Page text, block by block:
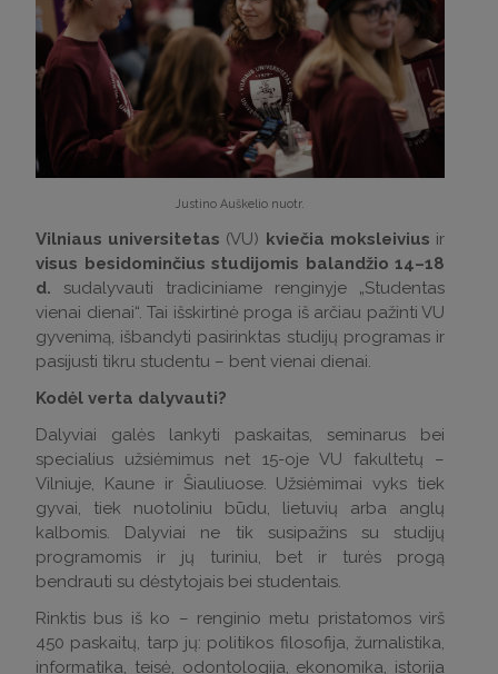
Justino Auškelio nuotr.
Vilniaus universitetas (VU) kviečia moksleivius ir
visus besidominčius studijomis balandžio 14–18
d. sudalyvauti tradiciniame renginyje „Studentas
vienai dienai“. Tai išskirtinė proga iš arčiau pažinti VU
gyvenimą, išbandyti pasirinktas studijų programas ir
pasijusti tikru studentu – bent vienai dienai.
Kodėl verta dalyvauti?
Dalyviai galės lankyti paskaitas, seminarus bei
specialius užsiėmimus net 15-oje VU fakultetų –
Vilniuje, Kaune ir Šiauliuose. Užsiėmimai vyks tiek
gyvai, tiek nuotoliniu būdu, lietuvių arba anglų
kalbomis. Dalyviai ne tik susipažins su studijų
programomis ir jų turiniu, bet ir turės progą
bendrauti su dėstytojais bei studentais.
Rinktis bus iš ko – renginio metu pristatomos virš
450 paskaitų, tarp jų: politikos filosofija, žurnalistika,
informatika, teisė, odontologija, ekonomika, istorija